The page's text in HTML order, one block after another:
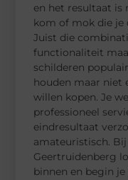
en het resultaat is
kom of mok die je
Juist die
functionaliteit
schilderen
houden maar niet
willen kopen. Je
professioneel
eindresultaat
amateuristisch.
Geertruidenberg
binnen en begin